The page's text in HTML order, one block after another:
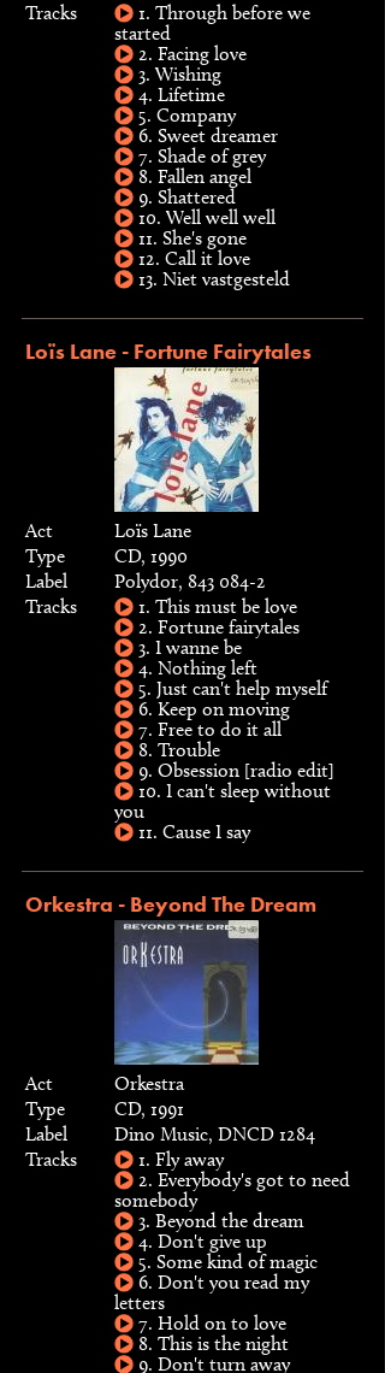
Tracks
1. Through before we
started
2. Facing love
3. Wishing
4. Lifetime
5. Company
6. Sweet dreamer
7. Shade of grey
8. Fallen angel
9. Shattered
10. Well well well
11. She's gone
12. Call it love
13. Niet vastgesteld
Loïs Lane - Fortune Fairytales
Act
Loïs Lane
Type
CD, 1990
Label
Polydor, 843 084-2
Tracks
1. This must be love
2. Fortune fairytales
3. I wanne be
4. Nothing left
5. Just can't help myself
6. Keep on moving
7. Free to do it all
8. Trouble
9. Obsession [radio edit]
10. I can't sleep without
you
11. Cause I say
Orkestra - Beyond The Dream
Act
Orkestra
Type
CD, 1991
Label
Dino Music, DNCD 1284
Tracks
1. Fly away
2. Everybody's got to need
somebody
3. Beyond the dream
4. Don't give up
5. Some kind of magic
6. Don't you read my
letters
7. Hold on to love
8. This is the night
9. Don't turn away